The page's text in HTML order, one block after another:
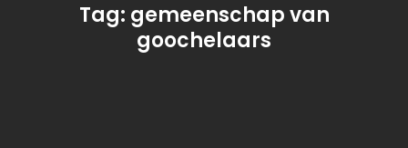
Tag: gemeenschap van
goochelaars